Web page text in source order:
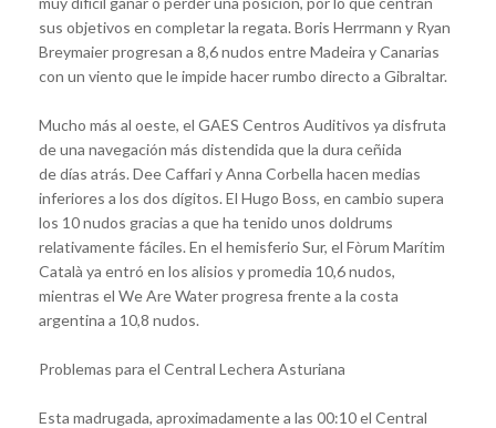
sus objetivos en completar la regata. Boris Herrmann y Ryan
Breymaier progresan a 8,6 nudos entre Madeira y Canarias
con un viento que le impide hacer rumbo directo a Gibraltar.
Mucho más al oeste, el GAES Centros Auditivos ya disfruta
de una navegación más distendida que la dura ceñida
de días atrás. Dee Caffari y Anna Corbella hacen medias
inferiores a los dos dígitos. El Hugo Boss, en cambio supera
los 10 nudos gracias a que ha tenido unos doldrums
relativamente fáciles. En el hemisferio Sur, el Fòrum Marítim
Català ya entró en los alisios y promedia 10,6 nudos,
mientras el We Are Water progresa frente a la costa
argentina a 10,8 nudos.
Problemas para el Central Lechera Asturiana
Esta madrugada, aproximadamente a las 00:10 el Central